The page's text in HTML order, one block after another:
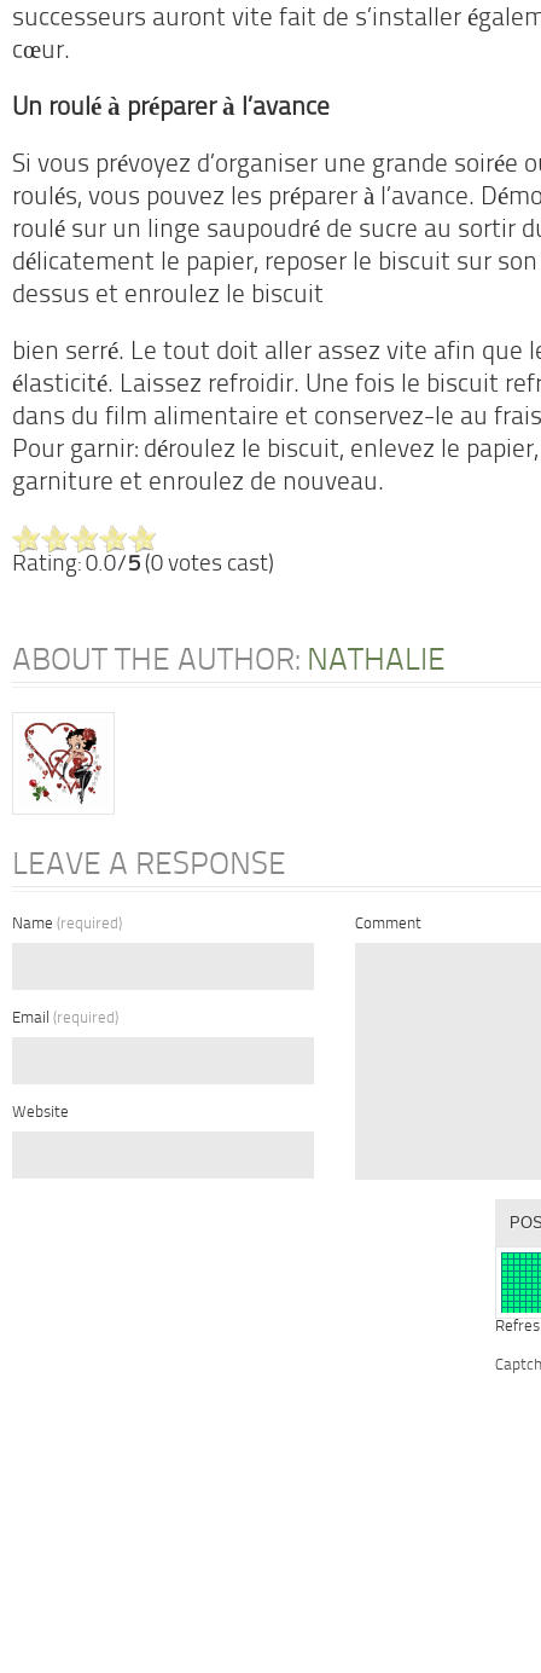
successeurs auront vite fait de s’installer
cœur.
Un roulé à préparer à l’avance
Si vous prévoyez d’organiser une grande soirée
roulés, vous pouvez les préparer à l’avance.
roulé sur un linge saupoudré de sucre au sortir
délicatement le papier, reposer le biscuit sur
dessus et enroulez le biscuit
bien serré. Le tout doit aller assez vite afin que
élasticité. Laissez refroidir. Une fois le biscuit
dans du film alimentaire et conservez-le au frais
Pour garnir: déroulez le biscuit, enlevez le
garniture et enroulez de nouveau.
Rating: 0.0/5 (0 votes cast)
ABOUT THE AUTHOR: NATHALIE
LEAVE A RESPONSE
Name (required)
Email (required)
Website
Comment